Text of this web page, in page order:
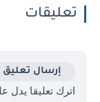
تعليقات
إرسال تعليق
اترك تعليقا يدل